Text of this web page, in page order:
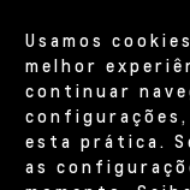
Usamos
melhor
continuar
configurações,
esta prática.
as